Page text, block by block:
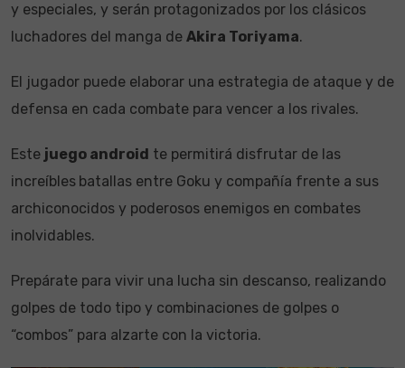
y especiales, y serán protagonizados por los clásicos
luchadores del manga de Akira Toriyama.
​El jugador puede elaborar una estrategia de ataque y de
defensa en cada combate para vencer a los rivales.
Este juego android te permitirá disfrutar de las
increíbles batallas entre Goku y compañía frente a sus
archiconocidos y poderosos enemigos en combates
inolvidables.
Prepárate para vivir una lucha sin descanso, realizando
golpes de todo tipo y combinaciones de golpes o
“combos” para alzarte con la victoria.